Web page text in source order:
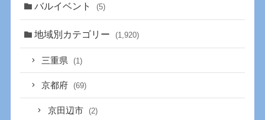
バルイベント (5)
地域別カテゴリー (1,920)
三重県 (1)
京都府 (69)
京田辺市 (2)